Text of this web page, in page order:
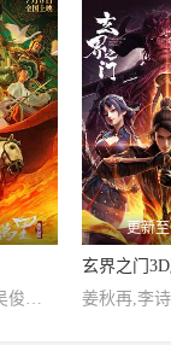
更新
玄界之门